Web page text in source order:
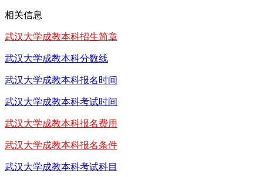
相关信息
武汉大学成教本科招生简章
武汉大学成教本科分数线
武汉大学成教本科报名时间
武汉大学成教本科考试时间
武汉大学成教本科报名费用
武汉大学成教本科报名条件
武汉大学成教本科考试科目